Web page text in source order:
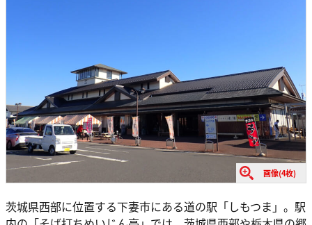
画像(4枚)
茨城県西部に位置する下妻市にある道の駅「しもつま」。駅